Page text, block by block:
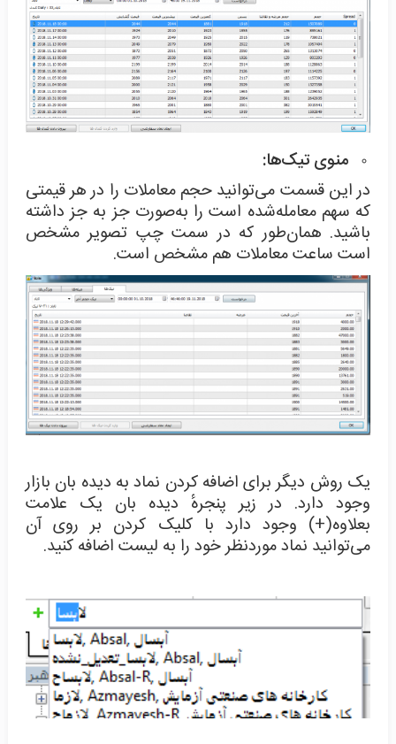
منوی تیک‌ها:
در این قسمت می‌توانید حجم معاملات را در هر قیمتی
که سهم معامله‌شده است را به‌صورت جز به جز داشته
باشید. همان‌طور که در سمت چپ تصویر مشخص
است ساعت معاملات هم مشخص است.
یک روش دیگر برای اضافه کردن نماد به دیده بان بازار
وجود دارد. در زیر پنجرهٔ دیده بان یک علامت
بعلاوه(+) وجود دارد با کلیک کردن بر روی آن
می‌توانید نماد موردنظر خود را به لیست اضافه کنید.